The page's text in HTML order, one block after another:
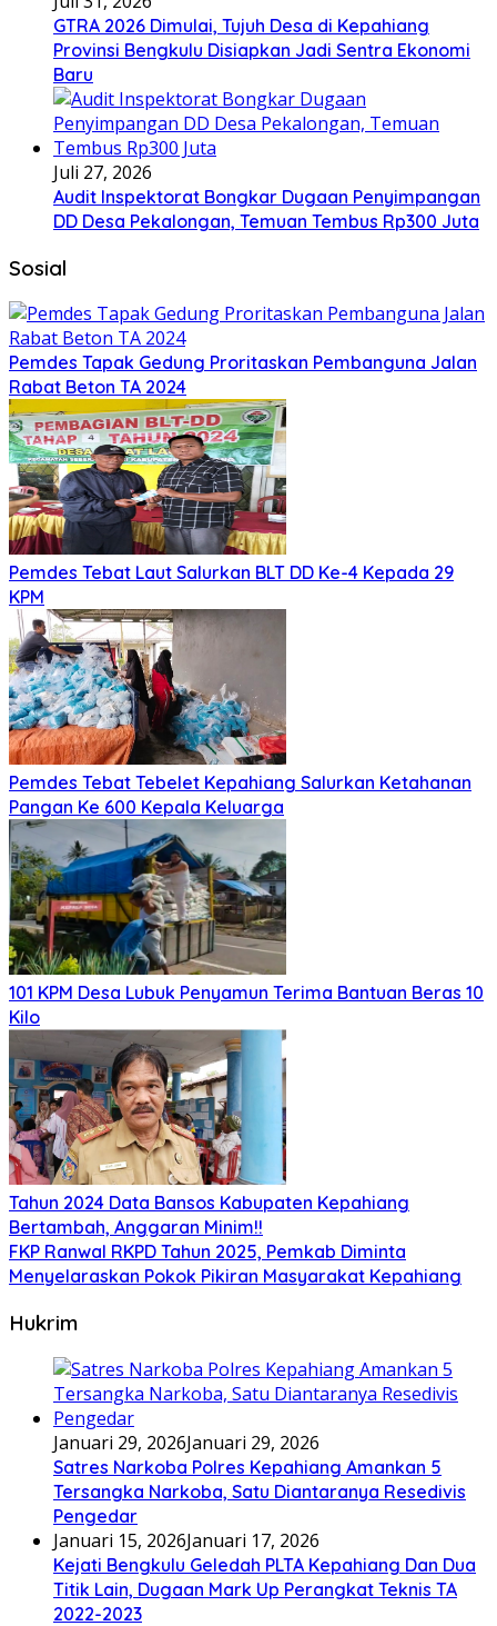
GTRA 2026 Dimulai, Tujuh Desa di Kepahiang
Provinsi Bengkulu Disiapkan Jadi Sentra Ekonomi
Baru
Juli 27, 2026
Audit Inspektorat Bongkar Dugaan Penyimpangan
DD Desa Pekalongan, Temuan Tembus Rp300 Juta
Sosial
Pemdes Tapak Gedung Proritaskan Pembanguna Jalan
Rabat Beton TA 2024
Pemdes Tebat Laut Salurkan BLT DD Ke-4 Kepada 29
KPM
Pemdes Tebat Tebelet Kepahiang Salurkan Ketahanan
Pangan Ke 600 Kepala Keluarga
101 KPM Desa Lubuk Penyamun Terima Bantuan Beras 10
Kilo
Tahun 2024 Data Bansos Kabupaten Kepahiang
Bertambah, Anggaran Minim!!
FKP Ranwal RKPD Tahun 2025, Pemkab Diminta
Menyelaraskan Pokok Pikiran Masyarakat Kepahiang
Hukrim
Januari 29, 2026Januari 29, 2026
Satres Narkoba Polres Kepahiang Amankan 5
Tersangka Narkoba, Satu Diantaranya Resedivis
Pengedar
Januari 15, 2026Januari 17, 2026
Kejati Bengkulu Geledah PLTA Kepahiang Dan Dua
Titik Lain, Dugaan Mark Up Perangkat Teknis TA
2022-2023